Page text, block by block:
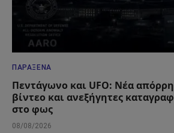
ΠΑΡΆΞΕΝΑ
Πεντάγωνο και UFO: Νέα
βίντεο και ανεξήγητες
στο φως
08/08/2026